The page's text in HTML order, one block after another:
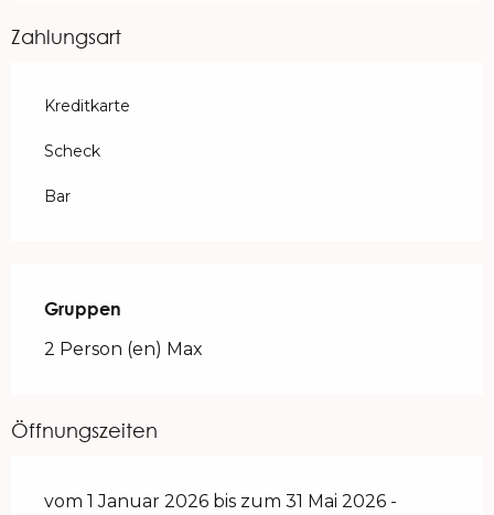
Zahlungsart
Kreditkarte
Scheck
Bar
Gruppen
Gruppen
2 Person (en) Max
Öffnungszeiten
vom 1 Januar 2026 bis zum 31 Mai 2026 -